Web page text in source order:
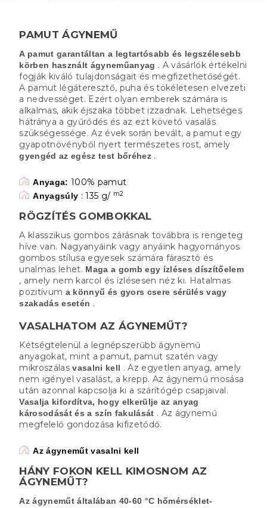
PAMUT ÁGYNEMŰ
A pamut garantáltan a legtartósabb és legszélesebb
körben használt ágyneműanyag . A vásárlók értékelni
fogják kiváló tulajdonságait és megfizethetőségét.
A pamut légáteresztő, puha és tökéletesen elvezeti
a nedvességet. Ezért olyan emberek számára is
alkalmas, akik éjszaka többet izzadnak. Lehetséges
hátránya a gyűrődés és az ezt követő vasalás
szükségessége. Az évek során bevált, a pamut egy
gyapotnövényből nyert természetes rost, amely
gyengéd az egész test bőréhez.
Anyaga: 100% pamut
Anyagsúly : 135 g/ m2
RÖGZÍTÉS GOMBOKKAL
A klasszikus gombos zárásnak továbbra is rengeteg
híve van. Nagyanyáink vagy anyáink hagyományos
gombos stílusa egyesek számára fárasztó és
unalmas lehet. Maga a gomb egy ízléses díszítőelem
, amely nem karcol és ízlésesen néz ki. Hatalmas
pozitívum a könnyű és gyors csere sérülés vagy
szakadás esetén .
VASALHATOM AZ ÁGYNEMŰT?
Kétségtelenül a legnépszerűbb ágynemű
anyagokat, mint a pamut, pamut szatén vagy
mikroszálasvasalni kell . Az egyetlen anyag, amely
nem igényel vasalást, a krepp. Az ágynemű mosása
után azonnal kapcsolja ki a szárítógép csapjaival.
Vasalja kifordítva, hogy elkerülje az anyag
károsodását és a szín fakulását . Az ágynemű
megfelelő gondozása kifizetődő.
Az ágyneműt vasalni kell
HÁNY FOKON KELL KIMOSNOM AZ
ÁGYNEMŰT?
Az ágyneműt általában 40-60 °C hőmérséklet-